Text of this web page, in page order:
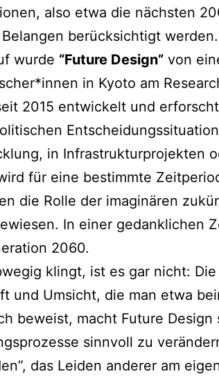
also etwa die nächsten
berücksichtigt werden.
wurde “Future Design” von
in Kyoto am
2015 entwickelt und
in Infrastrukturprojekten
für eine bestimmte
die Rolle der imaginären
In einer gedanklichen
2060.
klingt, ist es gar nicht: Die
und Umsicht, die man etwa
beweist, macht Future Design
sinnvoll zu
das Leiden anderer am